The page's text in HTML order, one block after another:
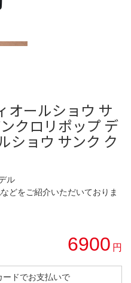
オールショウ サ
クロリポップ デ
ショウ サンク ク
ル
どをご紹介いただいておりま
6900 円
ードでお支払いで